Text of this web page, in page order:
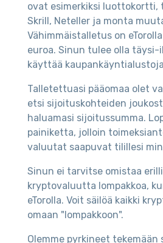
ovat esimerkiksi luottokortti,
Skrill, Neteller ja monta
Vähimmäistalletus on
euroa. Sinun tulee olla täysi-
käyttää
Talletettuasi pääomaa olet
etsi sijoituskohteiden
haluamasi sijoitussumma.
painiketta, jolloin
valuutat saapuvat tilillesi
Sinun ei tarvitse omistaa
kryptovaluutta lompakkoa,
eTorolla. Voit säilöä kaikki
omaan "lompakkoon".
Olemme pyrkineet